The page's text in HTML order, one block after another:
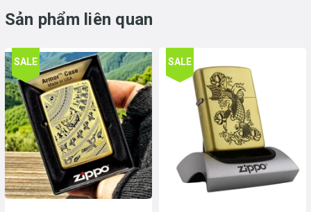
Sản phẩm liên quan
SALE SALE